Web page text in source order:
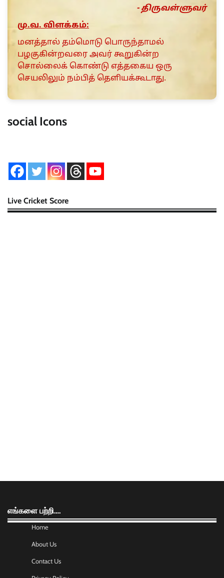
- திருவள்ளுவர்
மு.வ. விளக்கம்:
மனத்தால் தம்மொடு பொருந்தாமல்
பழகுகின்றவரை அவர் கூறுகின்ற
சொல்லைக் கொண்டு எத்தகைய ஒரு
செயலிலும் நம்பித் தெளியக்கூடாது.
social Icons
Live Cricket Score
எங்களை பற்றி….
Home
About Us
Contact Us